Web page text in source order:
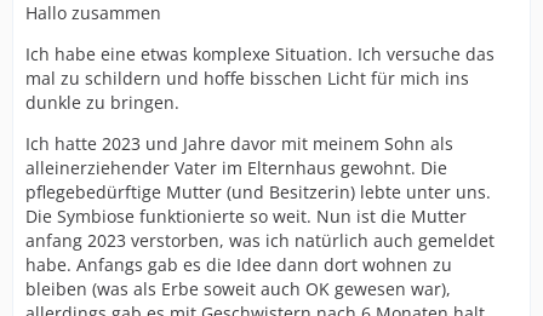
Hallo zusammen
Ich habe eine etwas komplexe Situation. Ich versuche das
mal zu schildern und hoffe bisschen Licht für mich ins
dunkle zu bringen.
Ich hatte 2023 und Jahre davor mit meinem Sohn als
alleinerziehender Vater im Elternhaus gewohnt. Die
pflegebedürftige Mutter (und Besitzerin) lebte unter uns.
Die Symbiose funktionierte so weit. Nun ist die Mutter
anfang 2023 verstorben, was ich natürlich auch gemeldet
habe. Anfangs gab es die Idee dann dort wohnen zu
bleiben (was als Erbe soweit auch OK gewesen war),